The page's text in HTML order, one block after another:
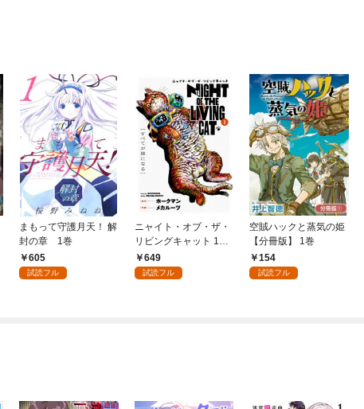
まもって守護月天！ 解
封の章 1巻
605
試読フル
ニャイト・オブ・ザ・
リビングキャット 1巻
すべてが猫になる
649
試読フル
空賊ハックと蒸気の姫
【分冊版】 1巻
154
試読フル